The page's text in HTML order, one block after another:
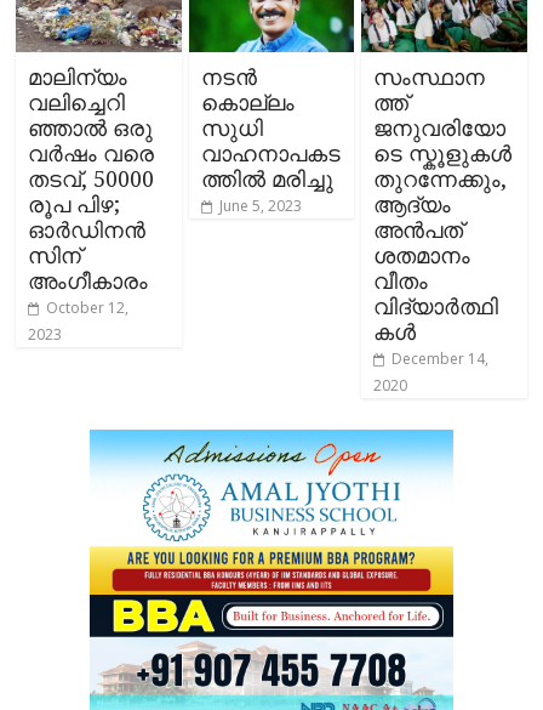
മാലിന്യം
വലിച്ചെറി
ഞ്ഞാല്‍ ഒരു
വര്‍ഷം വരെ
തടവ്, 50000
രൂപ പിഴ;
ഓര്‍ഡിനൻ
സിന്
അംഗീകാരം
October 12,
2023
നടന്‍
കൊല്ലം
സുധി
വാഹനാപകട
ത്തില്‍ മരിച്ചു
June 5, 2023
സംസ്ഥാന
ത്ത്
ജനുവരിയോ
ടെ സ്കൂളുകള്‍
തുറന്നേക്കും,
ആദ്യം
അന്‍പത്
ശതമാനം
വീതം
വിദ്യാര്‍ത്ഥി
കൾ
December 14,
2020